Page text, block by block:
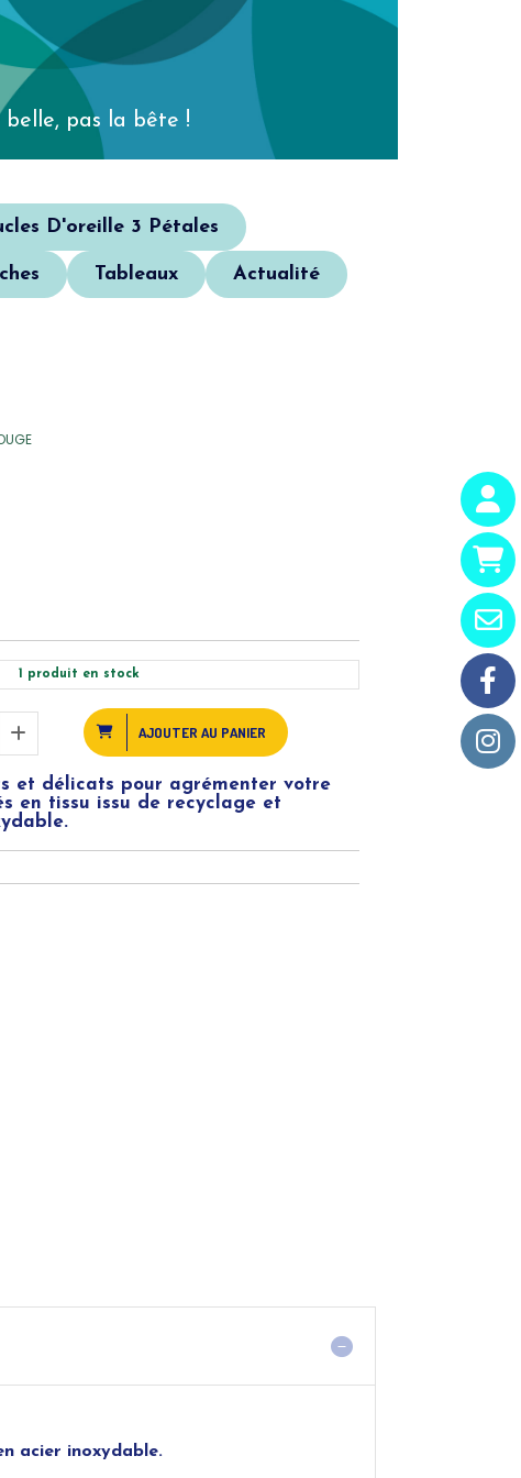
pas la bête !
D'oreille 3 Pétales
Tableaux Actualité
produit en stock
AJOUTER AU PANIER
et délicats pour agrémenter votre
en tissu issu de recyclage et
acier inoxydable.